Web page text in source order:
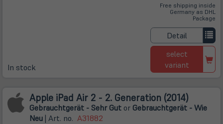
In stock
Free shipping inside
Germany as DHL
Package
Detail
select
variant
Apple iPad Air 2 - 2. Generation (2014)
Gebrauchtgerät - Sehr Gutor Gebrauchtgerät - Wie
Neu| Art. no. A31882